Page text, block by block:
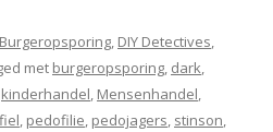
Burgeropsporing, DIY Detectives,
met burgeropsporing, dark,
kinderhandel, Mensenhandel,
, pedofilie, pedojagers, stinson,